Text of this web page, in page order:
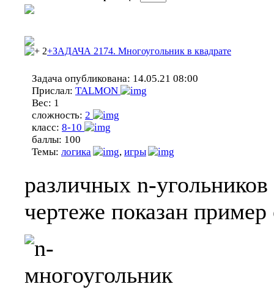
2+ЗАДАЧА 2174. Многоугольник в квадрате
Задача опубликована: 14.05.21 08:00
Прислал: TALMON
Вес: 1
сложность: 2
класс: 8-10
баллы: 100
Темы: логика , игры
различных n-
чертеже показан